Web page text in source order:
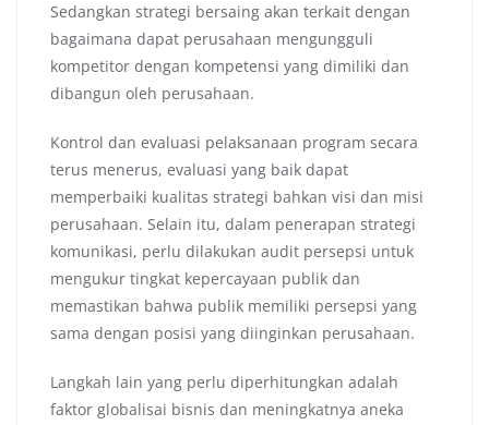
Sedangkan strategi bersaing akan terkait dengan
bagaimana dapat perusahaan mengungguli
kompetitor dengan kompetensi yang dimiliki dan
dibangun oleh perusahaan.
Kontrol dan evaluasi pelaksanaan program secara
terus menerus, evaluasi yang baik dapat
memperbaiki kualitas strategi bahkan visi dan misi
perusahaan. Selain itu, dalam penerapan strategi
komunikasi, perlu dilakukan audit persepsi untuk
mengukur tingkat kepercayaan publik dan
memastikan bahwa publik memiliki persepsi yang
sama dengan posisi yang diinginkan perusahaan.
Langkah lain yang perlu diperhitungkan adalah
faktor globalisai bisnis dan meningkatnya aneka